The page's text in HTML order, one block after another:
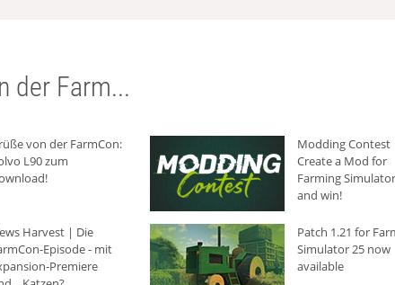
der Farm...
von der FarmCon:
L90 zum
Modding Contest
Create a Mod for
Farming
and win!
Harvest | Die
Episode - mit
Premiere
Patch 1.21 for
Simulator 25 now
available